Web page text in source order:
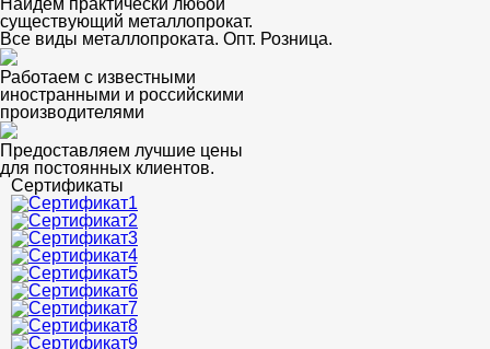
существующий металлопрокат.
Все виды металлопроката. Опт. Розница.
Работаем с известными
иностранными и российскими
производителями
Предоставляем лучшие цены
для постоянных клиентов.
Сертификаты